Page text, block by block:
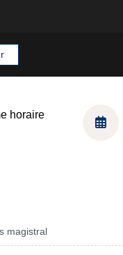
horaire
magistral